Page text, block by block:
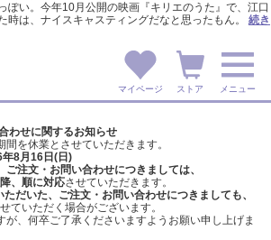
ぽい。今年10月公開の映画『キリエのうた』で、江口
時は、ナイスキャスティングだなと思ったもん。 続き
マイページ ストア メニュー
わせに関するお知らせ
を休業とさせていただきます。
8月16日(日)
注文・お問い合わせにつきましては、
、順に対応させていただきます。
だいた、ご注文・ お問い合わせにつきましても、
ていただく場合がございます。
、 何卒ご了承くださいますようお願い申し上げま